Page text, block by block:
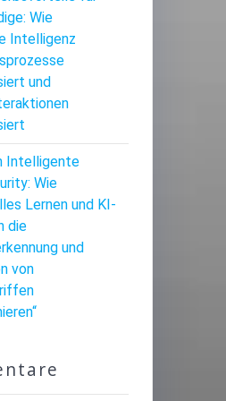
Wie
Intelligenz
und
Intelligente
Wie
Lernen und KI-
die
und
von